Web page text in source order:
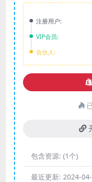
注册用户:
VIP会员:
合伙人:
包含资源: (1个)
最近更新: 2024-